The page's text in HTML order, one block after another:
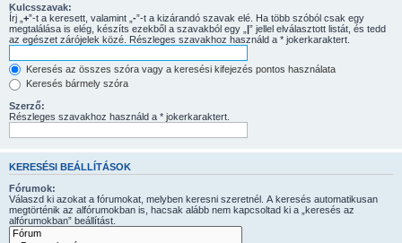
Kulcsszavak:
Írj „ +”-t a keresett, valamint „ -”-t a kizárandó szavak elé. Ha több szóból csak egy
megtalálása is elég, készíts ezekből a szavakból egy „ |” jellel elválasztott listát, és tedd
az egészet zárójelek közé. Részleges szavakhoz használd a * jokerkaraktert.
Keresés az összes szóra vagy a keresési kifejezés pontos használata
Keresés bármely szóra
Szerző:
Részleges szavakhoz használd a * jokerkaraktert.
KERESÉSI BEÁLLÍTÁSOK
Fórumok:
Válaszd ki azokat a fórumokat, melyben keresni szeretnél. A keresés automatikusan
megtörténik az alfórumokban is, hacsak alább nem kapcsoltad ki a „keresés az
alfórumokban” beállítást.